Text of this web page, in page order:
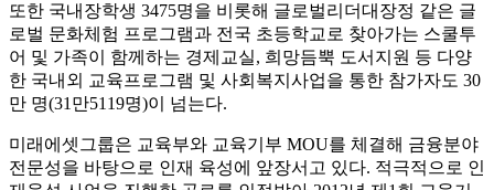
또한 국내장학생 3475명을 비롯해 글로벌리더대장정 같은 글
로벌 문화체험 프로그램과 전국 초등학교로 찾아가는 스쿨투
어 및 가족이 함께하는 경제교실, 희망듬뿍 도서지원 등 다양
한 국내외 교육프로그램 및 사회복지사업을 통한 참가자도 30
만 명(31만5119명)이 넘는다.
미래에셋그룹은 교육부와 교육기부 MOU를 체결해 금융분야
전문성을 바탕으로 인재 육성에 앞장서고 있다. 적극적으로 인